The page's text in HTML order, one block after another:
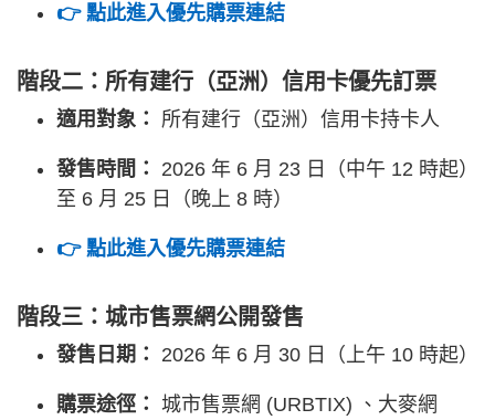
👉 點此進入優先購票連結
階段二：所有建行（亞洲）信用卡優先訂票
適用對象： 所有建行（亞洲）信用卡持卡人
發售時間：
2026 年 6 月 23 日（中午 12 時起）
至 6 月 25 日（晚上 8 時）
👉 點此進入優先購票連結
階段三：城市售票網公開發售
發售日期： 2026 年 6 月 30 日（上午 10 時起）
購票途徑： 城市售票網 (URBTIX) 、大麥網